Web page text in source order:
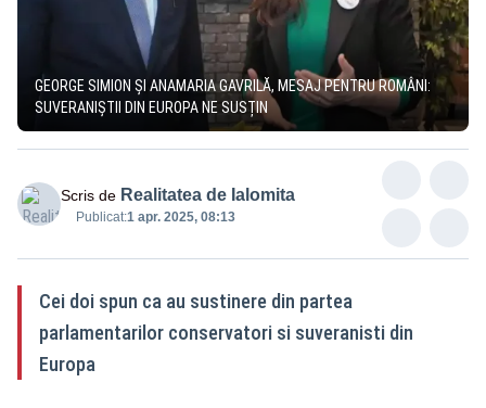
GEORGE SIMION ȘI ANAMARIA GAVRILĂ, MESAJ PENTRU ROMÂNI:
SUVERANIȘTII DIN EUROPA NE SUSȚIN
Scris de Realitatea de Ialomita
Publicat:1 apr. 2025, 08:13
Cei doi spun ca au sustinere din partea
parlamentarilor conservatori si suveranisti din
Europa